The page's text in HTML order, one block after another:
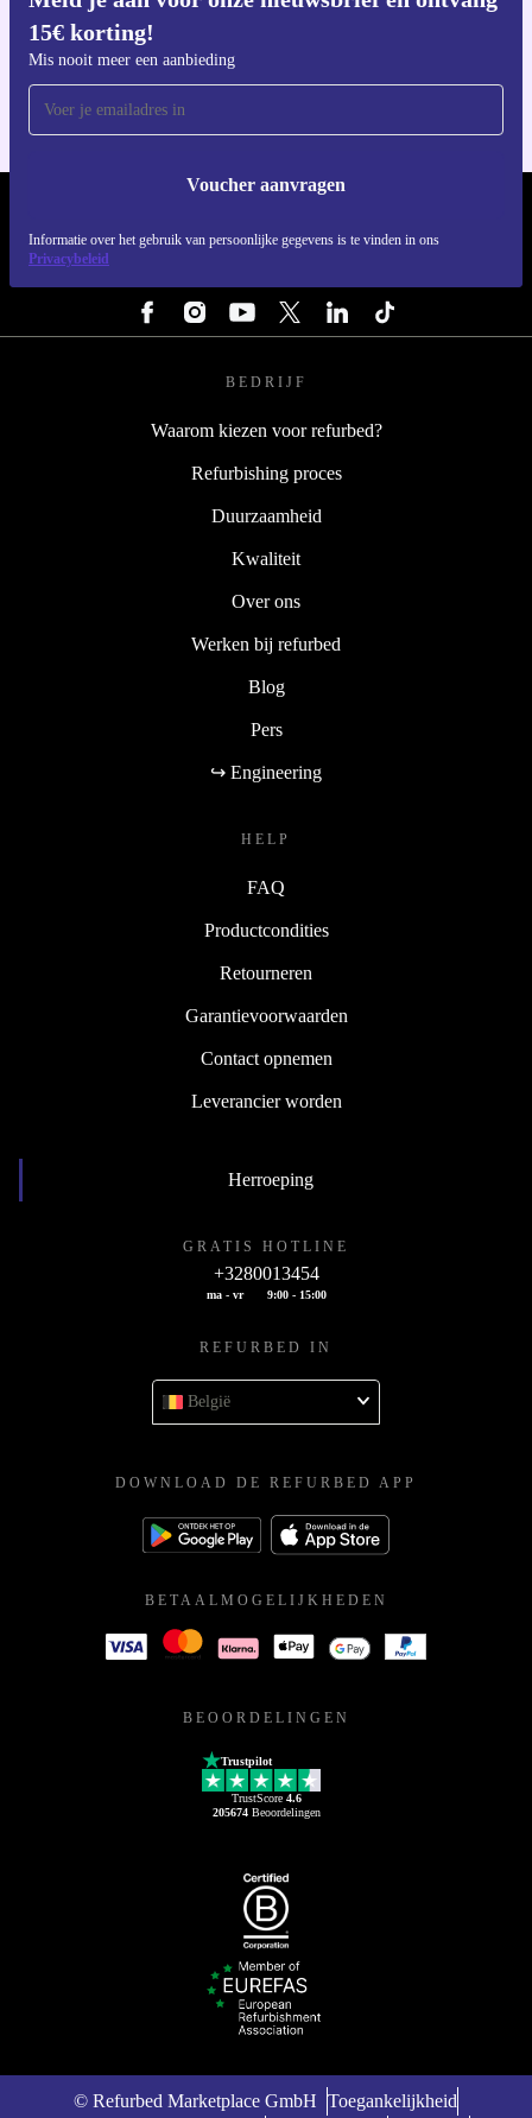
15€ korting!
Mis nooit meer een aanbieding
Voucher aanvragen
Informatie over het gebruik van persoonlijke gegevens is te vinden in ons
Privacybeleid
Voor iOS en Android
BEDRIJF
Waarom kiezen voor refurbed?
Refurbishing proces
Duurzaamheid
Kwaliteit
Over ons
Werken bij refurbed
Blog
Pers
↪ Engineering
HELP
FAQ
Productcondities
Retourneren
Garantievoorwaarden
Contact opnemen
Leverancier worden
Herroeping
GRATIS HOTLINE
+3280013454
ma - vr 9:00 - 15:00
REFURBED IN
België
DOWNLOAD DE REFURBED APP
BETAALMOGELIJKHEDEN
BEOORDELINGEN
Trustpilot
TrustScore 4.6
205674Beoordelingen
© Refurbed Marketplace GmbH Toegankelijkheid